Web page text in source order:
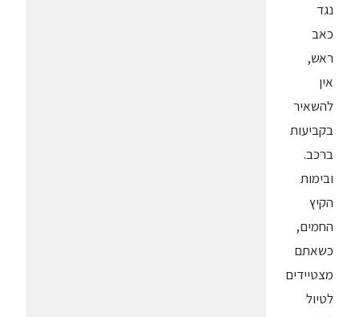
נגד
כאב
ראש,
אין
להשאיר
בקביעות
ברכב.
ובימות
הקיץ
החמים,
כשאתם
מצטיידים
לטיול